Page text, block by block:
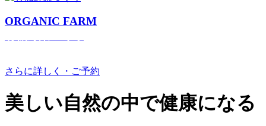
ORGANIC FARM
さらに詳しく・ご予約
美しい⾃然の中で健康になる